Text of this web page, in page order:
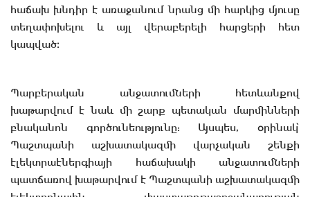
հաճախ խնդիր է առաջանում նրանց մի հարկից մյուսը
տեղափոխելու և այլ վերաբերելի հարցերի հետ
կապված։
Պարբերական անջատումների հետևանքով
խաթարվում է նաև մի շարք պետական մարմինների
բնականոն գործունեությունը: Այսպես, օրինակ՝
Պաշտպանի աշխատակազմի վարչական շենքի
էլեկտրաէներգիայի հաճախակի անջատումների
պատճառով խաթարվում է Պաշտպանի աշխատակազմի